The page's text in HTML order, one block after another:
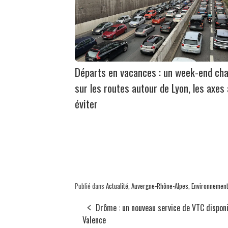
Départs en vacances : un week-end
sur les routes autour de Lyon, les axes
éviter
Publié dans Actualité, Auvergne-Rhône-Alpes, Environnement
Drôme : un nouveau service de VTC
Valence